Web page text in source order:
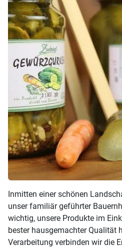
Inmitten einer schönen
unser familiär geführter
wichtig, unsere Produkte im
bester hausgemachter Qualität
Verarbeitung verbinden wir die